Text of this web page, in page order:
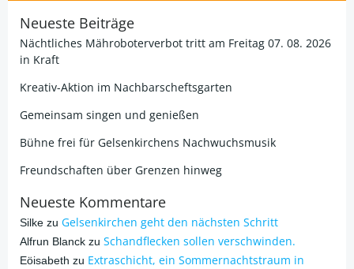
Neueste Beiträge
Nächtliches Mähroboterverbot tritt am Freitag 07. 08. 2026
in Kraft
Kreativ-Aktion im Nachbarscheftsgarten
Gemeinsam singen und genießen
Bühne frei für Gelsenkirchens Nachwuchsmusik
Freundschaften über Grenzen hinweg
Neueste Kommentare
Silke zu Gelsenkirchen geht den nächsten Schritt
Alfrun Blanck zu Schandflecken sollen verschwinden.
Eöisabeth zu Extraschicht, ein Sommernachtstraum in